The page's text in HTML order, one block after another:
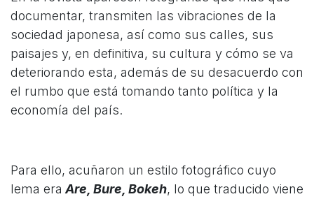
documentar, transmiten las vibraciones de la
sociedad japonesa, así como sus calles, sus
paisajes y, en definitiva, su cultura y cómo se va
deteriorando esta, además de su desacuerdo con
el rumbo que está tomando tanto política y la
economía del país.
Para ello, acuñaron un estilo fotográfico cuyo
lema era Are, Bure, Bokeh, lo que traducido viene